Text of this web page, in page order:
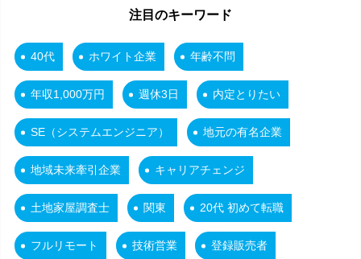
注目のキーワード
40代 ホワイト企業 年齢不問
年収1,000万円 週休3日 内定とりたい
SE（システムエンジニア） 地元の有名企業
地域未来牽引企業 キャリアチェンジ
土地家屋調査士 関東 20代 初めて転職
フルリモート 技術営業 登録販売者